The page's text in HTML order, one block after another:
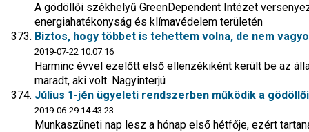
A gödöllői székhelyű GreenDependent Intézet
energiahatékonyság és klímavédelem területén
Biztos, hogy többet is tehettem volna, de nem
2019-07-22 10:07:16
Harminc évvel ezelőtt első ellenzékiként került be az
maradt, aki volt. Nagyinterjú
Július 1-jén ügyeleti rendszerben működik a
2019-06-29 14:43:23
Munkaszüneti nap lesz a hónap első hétfője, ezért